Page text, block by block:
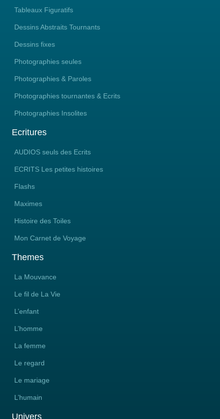
Tableaux Figuratifs
Dessins Abstraits Tournants
Dessins fixes
Photographies seules
Photographies & Paroles
Photographies tournantes & Ecrits
Photographies Insolites
Ecritures
AUDIOS seuls des Ecrits
ECRITS Les petites histoires
Flashs
Maximes
Histoire des Toiles
Mon Carnet de Voyage
Themes
La Mouvance
Le fil de La Vie
L’enfant
L’homme
La femme
Le regard
Le mariage
L’humain
Univers